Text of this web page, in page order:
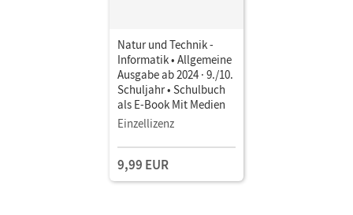
Natur und Technik -
Informatik • Allgemeine
Ausgabe ab 2024 · 9./10.
Schuljahr • Schulbuch
als E-Book Mit Medien
Einzellizenz
9,99 EUR